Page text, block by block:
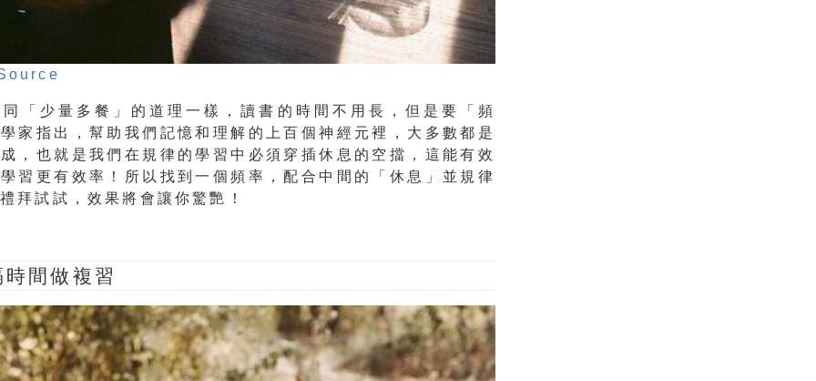
「少量多餐」的道理一樣，讀書的時間不用長，但是要「頻
家指出，幫助我們記憶和理解的上百個神經元裡，大多數都是
，也就是我們在規律的學習中必須穿插休息的空擋，這能有效
習更有效率！所以找到一個頻率，配合中間的「休息」並規律
拜試試，效果將會讓你驚艷！
間做複習